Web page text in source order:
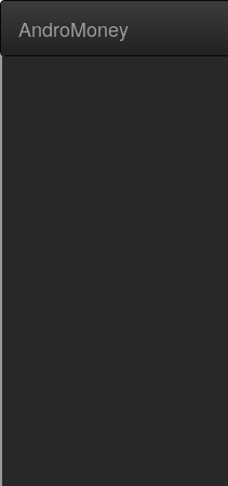
AndroMoney